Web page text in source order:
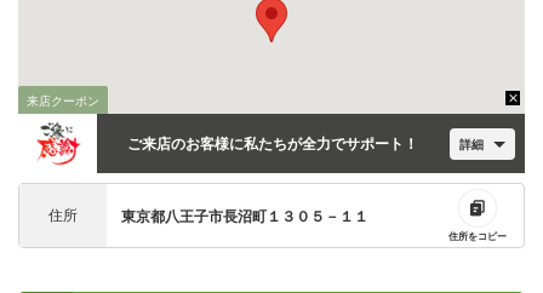
来店クーポン
ご来店のお客様に私たちが全力でサポート！ 詳細
住所 東京都八王子市長沼町１３０５－１１
住所をコピー